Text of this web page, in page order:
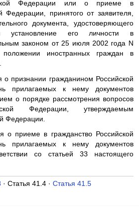
Федерации или о приеме в
Федерации, принятого от заявителя,
документа, удостоверяющего
установление его личности в
законом от 25 июля 2002 года N
иностранных граждан в
признании гражданином Российской
прилагаемых к нему документов
о порядке рассмотрения вопросов
Федерации, утверждаемым
Федерации.
о приеме в гражданство Российской
прилагаемых к нему документов
со статьей 33 настоящего
· Статья 41.4 · Статья 41.5